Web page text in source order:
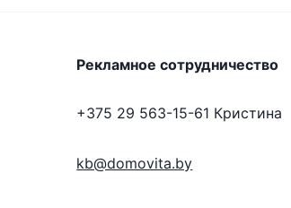
Рекламное сотрудничество
+375 29 563-15-61 Кристина
kb@domovita.by